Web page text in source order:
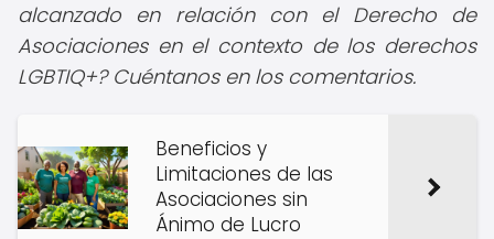
alcanzado en relación con el Derecho de
Asociaciones en el contexto de los derechos
LGBTIQ+? Cuéntanos en los comentarios.
Beneficios y
Limitaciones de las
Asociaciones sin
Ánimo de Lucro